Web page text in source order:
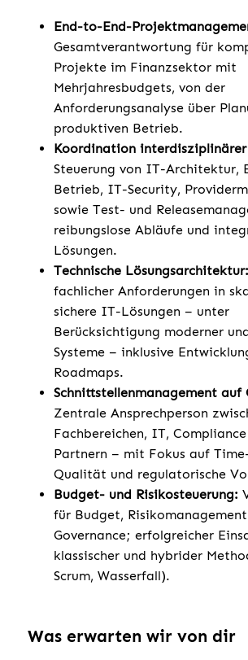
End-to-End-
Gesamtverantwortung für
Projekte im Finanzsektor mit
Mehrjahresbudgets, von der
Anforderungsanalyse über
produktiven Betrieb.
Koordination interdisziplinärer
Steuerung von IT-Architektur,
Betrieb, IT-Security,
sowie Test- und
reibungslose Abläufe und
Lösungen.
Technische Lösungsarchitektur:
fachlicher Anforderungen in
sichere IT-Lösungen – unter
Berücksichtigung moderner
Systeme – inklusive
Roadmaps.
Schnittstellenmanagement auf
Zentrale Ansprechperson
Fachbereichen, IT,
Partnern – mit Fokus auf
Qualität und regulatorische
Budget- und Risikosteuerung:
für Budget,
Governance; erfolgreicher
klassischer und hybrider
Scrum, Wasserfall).
Was erwarten wir von dir